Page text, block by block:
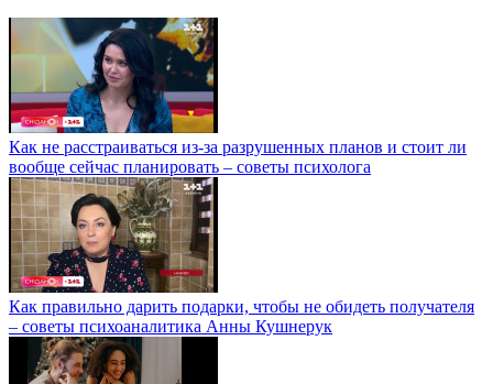
Как не расстраиваться из-за разрушенных планов и стоит ли
вообще сейчас планировать – советы психолога
Как правильно дарить подарки, чтобы не обидеть получателя
– советы психоаналитика Анны Кушнерук